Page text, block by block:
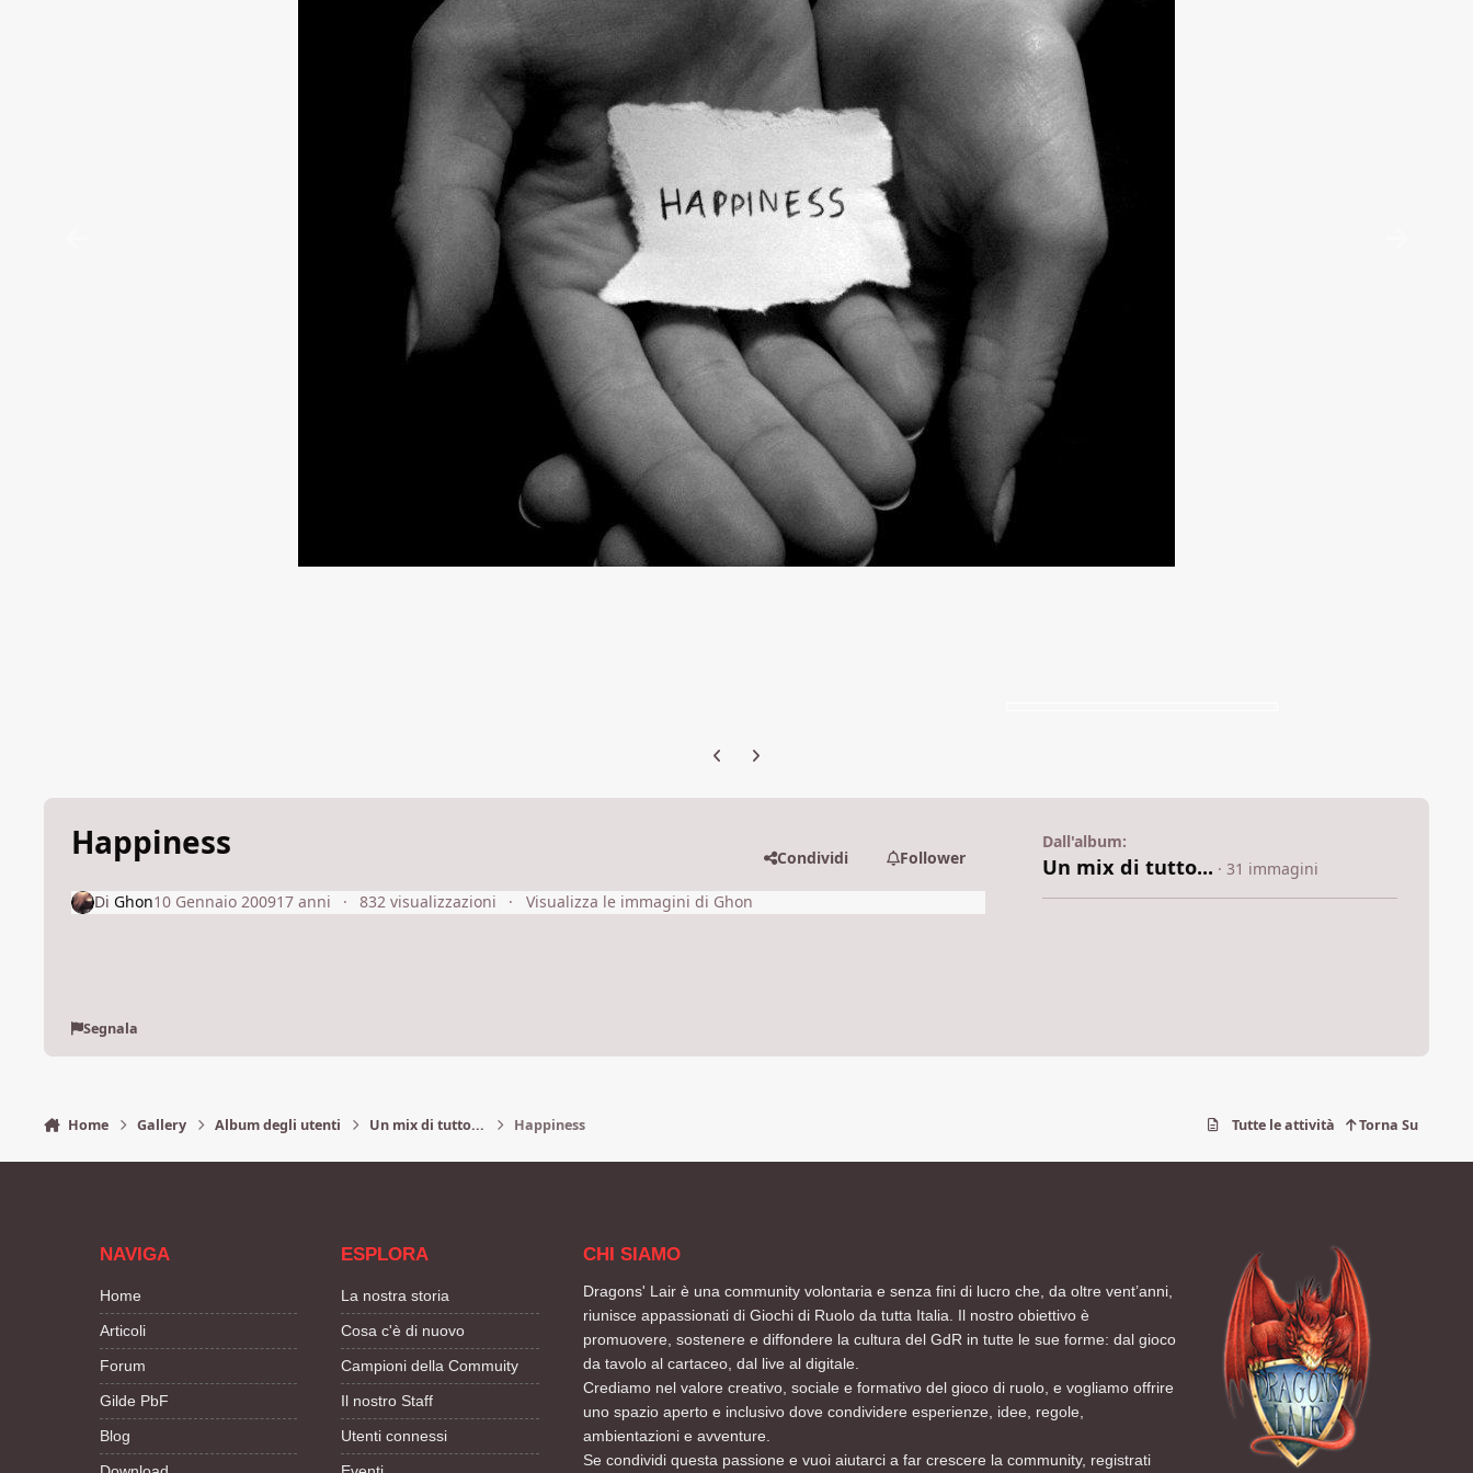
Previous carousel slide
Next carousel slide
Happiness Condividi Follower
Di Ghon10 Gennaio 200917 anni 832 visualizzazioni Visualizza le immagini di Ghon
Segnala
Dall'album:
Un mix di tutto... · 31 immagini
Home Gallery Album degli utenti Un mix di tutto... Happiness Tutte le attività Torna Su
NAVIGA
Home
Articoli
Forum
Gilde PbF
Blog
ESPLORA
La nostra storia
Cosa c'è di nuovo
Campioni della Commuity
Il nostro Staff
Utenti connessi
CHI SIAMO
Dragons' Lair è una community volontaria e senza fini di lucro che, da oltre vent’anni,
riunisce appassionati di Giochi di Ruolo da tutta Italia. Il nostro obiettivo è
promuovere, sostenere e diffondere la cultura del GdR in tutte le sue forme: dal gioco
da tavolo al cartaceo, dal live al digitale.
Crediamo nel valore creativo, sociale e formativo del gioco di ruolo, e vogliamo offrire
uno spazio aperto e inclusivo dove condividere esperienze, idee, regole,
ambientazioni e avventure.
Se condividi questa passione e vuoi aiutarci a far crescere la community, registrati